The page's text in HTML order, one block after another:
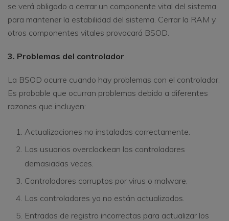
se verá obligado a cerrar un componente vital del sistema
para mantener la estabilidad del sistema. Cerrar la RAM y
otros componentes vitales provocará BSOD.
3. Problemas del controlador
La BSOD ocurre cuando hay problemas con el controlador.
Es probable que ocurran problemas debido a diferentes
razones que incluyen:
Actualizaciones no instaladas correctamente.
Los usuarios overclockean los controladores
demasiadas veces.
Controladores corruptos por virus o malware.
Los controladores ya no están actualizados.
Entradas de registro incorrectas para actualizar los